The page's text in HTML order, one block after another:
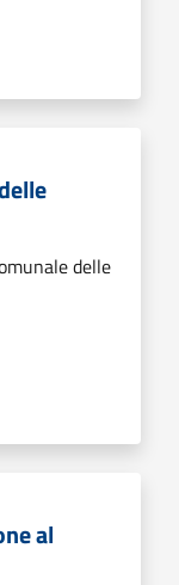
delle
al